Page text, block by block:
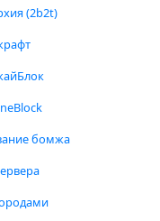
(2b2t)
бомжа